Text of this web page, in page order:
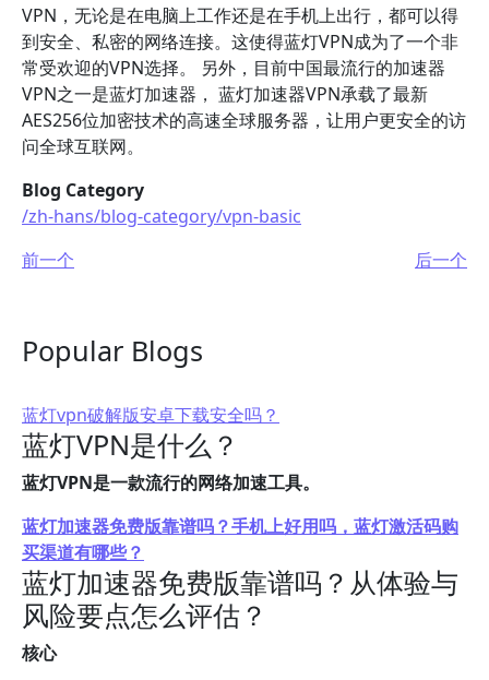
VPN，无论是在电脑上工作还是在手机上出行，都可以得
到安全、私密的网络连接。这使得蓝灯VPN成为了一个非
常受欢迎的VPN选择。 另外，目前中国最流行的加速器
VPN之一是蓝灯加速器， 蓝灯加速器VPN承载了最新
AES256位加密技术的高速全球服务器，让用户更安全的访
问全球互联网。
Blog Category
/zh-hans/blog-category/vpn-basic
前一个
后一个
Popular Blogs
蓝灯vpn破解版安卓下载安全吗？
蓝灯VPN是什么？
蓝灯VPN是一款流行的网络加速工具。
蓝灯加速器免费版靠谱吗？手机上好用吗，蓝灯激活码购
买渠道有哪些？
蓝灯加速器免费版靠谱吗？从体验与
风险要点怎么评估？
核心